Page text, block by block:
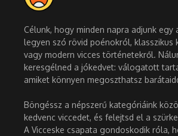
Célunk, hogy minden napra adjunk egy
legyen szó rövid poénokról, klasszikus
vagy modern vicces történetekről.
keresgélned a jókedvet: válogatott
amiket könnyen megoszthatsz
Böngéssz a népszerű kategóriáink
kedvenc viccedet, és felejtsd el a
A Vicceske csapata gondoskodik róla,